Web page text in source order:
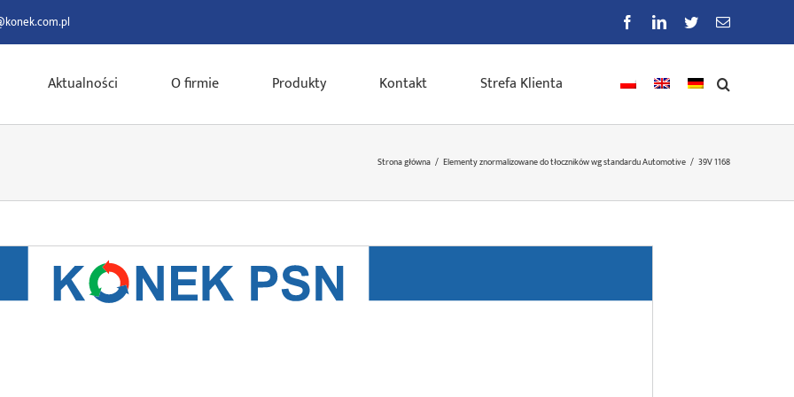
FacebookLinkedIn
TwitterE-
Aktualności O firmie Produkty Kontakt Strefa Klienta
Strona główna / Elementy znormalizowane do tłoczników wg standardu Automotive / 39V 1168